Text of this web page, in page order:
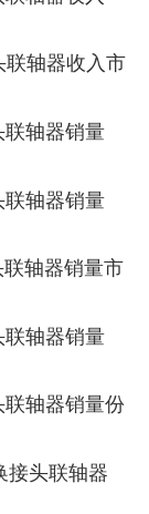
联轴器收入市
轴器销量
轴器销量
轴器销量市
轴器销量
轴器销量份
接头联轴器